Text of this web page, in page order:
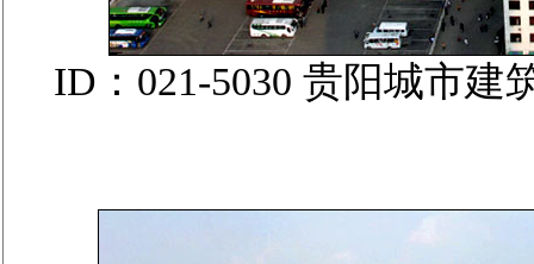
ID：021-5030 贵阳城市